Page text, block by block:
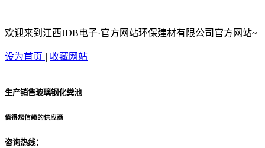
欢迎来到江西JDB电子·官方网站环保建材有限公司官方网站~
设为首页 | 收藏网站
生产销售玻璃钢化粪池
值得您信赖的供应商
咨询热线：